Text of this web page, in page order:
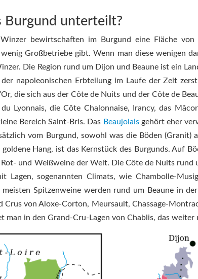
Burgund unterteilt?
bewirtschaften im Burgund eine Fläche
wenig Großbetriebe gibt. Wenn man diese wenigen
Die Region rund um Dijon und Beaune ist ein
napoleonischen Erbteilung im Laufe der Zeit
die sich aus der Côte de Nuits und der Côte de
Lyonnais, die Côte Chalonnaise, Irancy, das
Bereich Saint-Bris. Das Beaujolaisgehört eher
vom Burgund, sowohl was die Böden (Granit)
goldene Hang, ist das Kernstück des Burgunds. Auf
und Weißweine der Welt. Die Côte de Nuits rund
Lagen, sogenannten Climats, wie Chambolle-
meisten Spitzenweine werden rund um Beaune in
Crus von Aloxe-Corton, Meursault, Chassage-
man in den Grand-Cru-Lagen von Chablis, das